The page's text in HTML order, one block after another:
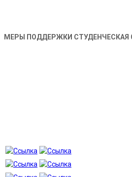
МЕРЫ ПОДДЕРЖКИ СТУДЕНЧЕСКАЯ